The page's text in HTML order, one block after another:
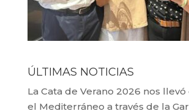
ÚLTIMAS NOTICIAS
La Cata de Verano 2026 nos
el Mediterráneo a través de la